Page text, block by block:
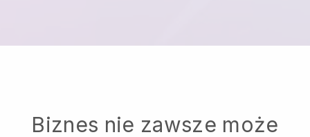
Biznes nie zawsze może